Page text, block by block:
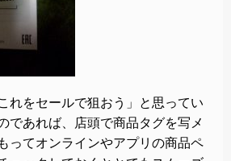
れをセールで狙おう」と思ってい
であれば、店頭で商品タグを写メ
ってオンラインやアプリの商品ペ